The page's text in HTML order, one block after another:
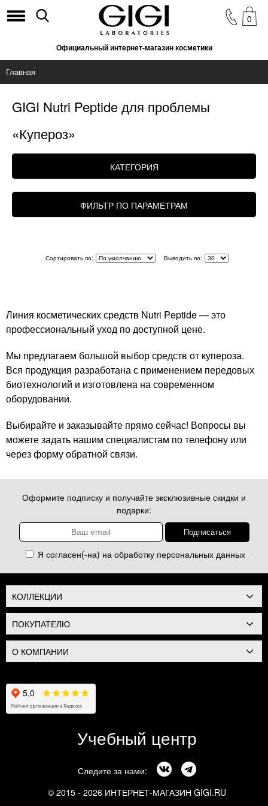
Официальный интернет-магазин косметики
0
Главная
КАТЕГОРИЯ
ФИЛЬТР ПО ПАРАМЕТРАМ
GIGI Nutri Peptide для проблемы
«Купероз»
Сортировать по: Выводить по:
Линия косметических средств Nutri Peptide — это
профессиональный уход по доступной цене.
Мы предлагаем большой выбор средств от купероза.
Вся продукция разработана с применением передовых
биотехнологий и изготовлена на современном
оборудовании.
Выбирайте и заказывайте прямо сейчас! Вопросы вы
можете задать нашим специалистам по телефону или
через форму обратной связи.
Оформите подписку и получайте эксклюзивные скидки и
подарки:
Я согласен(-на) на обработку персональных данных
КОЛЛЕКЦИИ
ПОКУПАТЕЛЮ
О КОМПАНИИ
Учебный центр
Следите за нами:
© 2015 - 2026 ИНТЕРНЕТ-МАГАЗИН GIGI.RU